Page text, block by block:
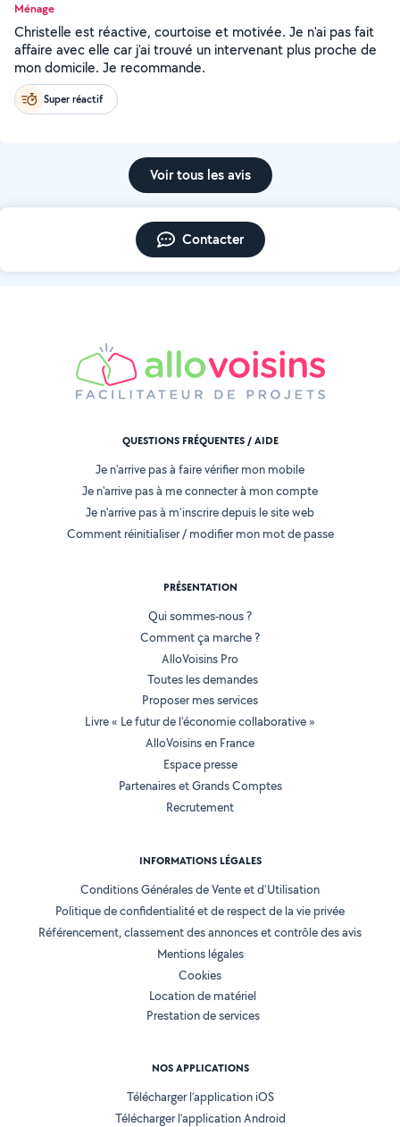
Ménage
Christelle est réactive, courtoise et motivée. Je n'ai pas fait
affaire avec elle car j'ai trouvé un intervenant plus proche de
mon domicile. Je recommande.
Super réactif
Voir tous les avis
Contacter
QUESTIONS FRÉQUENTES / AIDE
Je n'arrive pas à faire vérifier mon mobile
Je n'arrive pas à me connecter à mon compte
Je n'arrive pas à m'inscrire depuis le site web
Comment réinitialiser / modifier mon mot de passe
PRÉSENTATION
Qui sommes-nous ?
Comment ça marche ?
AlloVoisins Pro
Toutes les demandes
Proposer mes services
Livre « Le futur de l'économie collaborative »
AlloVoisins en France
Espace presse
Partenaires et Grands Comptes
Recrutement
INFORMATIONS LÉGALES
Conditions Générales de Vente et d'Utilisation
Politique de confidentialité et de respect de la vie privée
Référencement, classement des annonces et contrôle des avis
Mentions légales
Cookies
Location de matériel
Prestation de services
NOS APPLICATIONS
Télécharger l’application iOS
Télécharger l’application Android